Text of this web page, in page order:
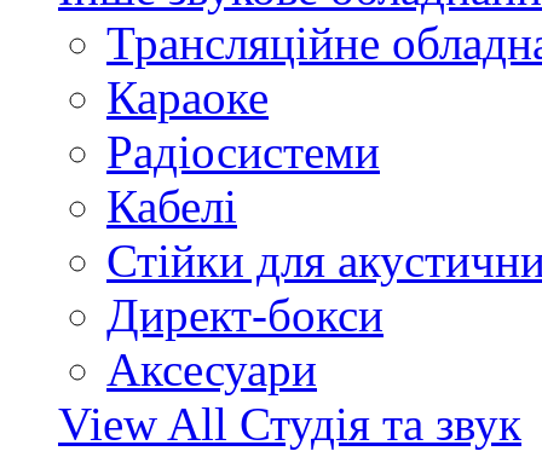
Трансляційне
Караоке
Радіосистеми
Кабелі
Стійки для
Директ-бокси
Аксесуари
View All Студія та звук